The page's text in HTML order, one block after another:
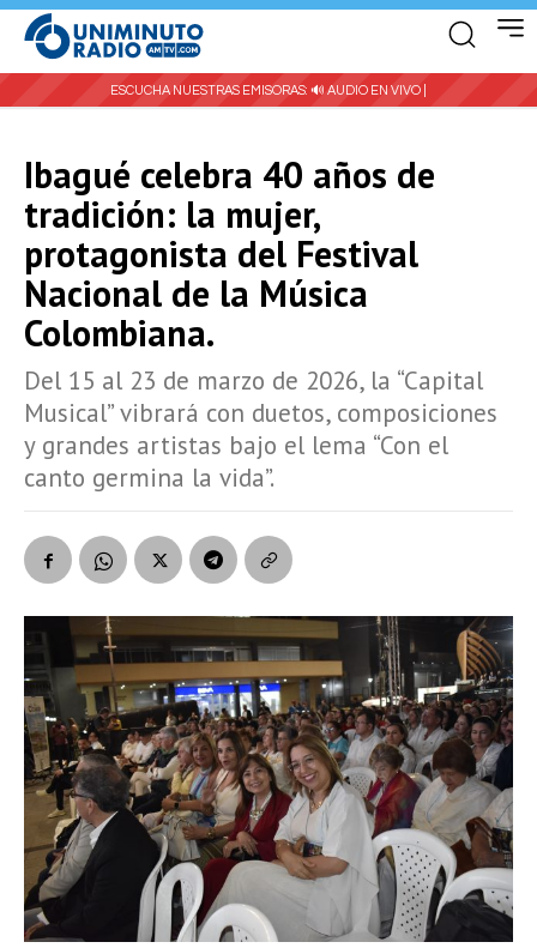
ESCUCHA NUESTRAS EMISORAS: 🔊 AUDIO EN VIVO |
Ibagué celebra 40 años de
tradición: la mujer,
protagonista del Festival
Nacional de la Música
Colombiana.
Del 15 al 23 de marzo de 2026, la “Capital
Musical” vibrará con duetos, composiciones
y grandes artistas bajo el lema “Con el
canto germina la vida”.